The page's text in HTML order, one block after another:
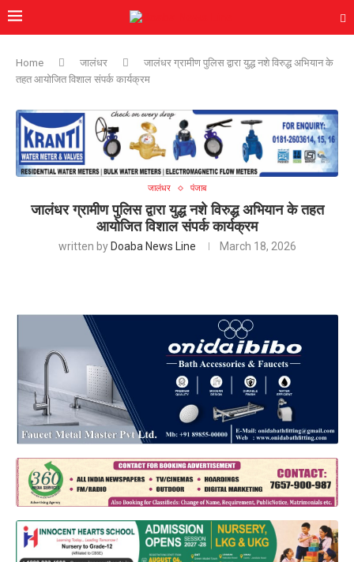
Home जालंधर
जालंधर ग्रामीण पुलिस द्वारा युद्ध नशे विरुद्ध अभियान के
तहत आयोजित विशाल संपर्क कार्यक्रम
जालंधर पंजाब
जालंधर ग्रामीण पुलिस द्वारा युद्ध नशे विरुद्ध अभियान के तहत
आयोजित विशाल संपर्क कार्यक्रम
written by Doaba News Line March 18, 2026